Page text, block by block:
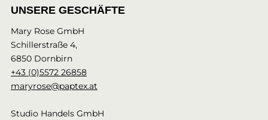
UNSERE GESCHÄFTE
Mary Rose GmbH
Schillerstraße 4,
6850 Dornbirn
+43 (0)5572 26858
maryrose@paptex.at
Studio Handels GmbH